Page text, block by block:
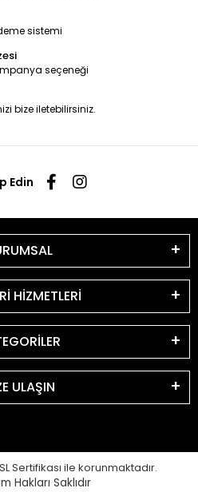
sistemi
seçeneği
bize iletebilirsiniz.
Edin
HİZMETLERİ
ULAŞIN
Sertifikası ile korunmaktadır.
Hakları Saklıdır